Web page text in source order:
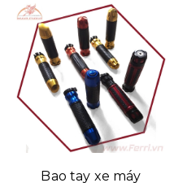
Bao tay xe máy